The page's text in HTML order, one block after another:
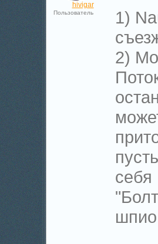
hivigar
Пользователь
1)
2)
себя